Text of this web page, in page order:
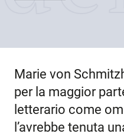
Marie von
per la maggior
letterario come
l’avrebbe tenuta